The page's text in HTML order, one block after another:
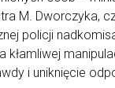
M. Dworczyka,
policji
kłamliwej
i uniknięcie